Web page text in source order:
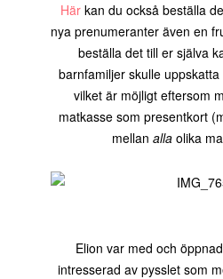
Här kan du också beställa
nya prenumeranter även en
beställa det till er själva
barnfamiljer skulle
vilket är möjligt eftersom
matkasse som presentkort
mellan alla olika
Elion var med och
intresserad av pysslet som